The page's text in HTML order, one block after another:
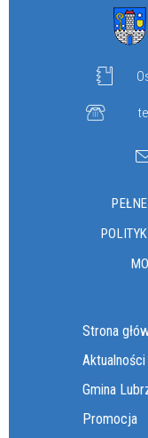
Strona
Aktualności
Gmina
Promocja